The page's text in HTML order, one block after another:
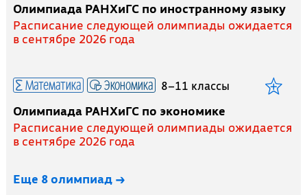
Олимпиада РАНХиГС по иностранному языку
Расписание следующей олимпиады ожидается
в сентябре 2026 года
Математика Экономика 8–11 классы
Олимпиада РАНХиГС по экономике
Расписание следующей олимпиады ожидается
в сентябре 2026 года
Еще 8 олимпиад →